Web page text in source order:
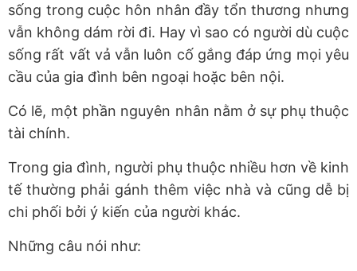
sống trong cuộc hôn nhân đầy tổn thương nhưng
vẫn không dám rời đi. Hay vì sao có người dù cuộc
sống rất vất vả vẫn luôn cố gắng đáp ứng mọi yêu
cầu của gia đình bên ngoại hoặc bên nội.
Có lẽ, một phần nguyên nhân nằm ở sự phụ thuộc
tài chính.
Trong gia đình, người phụ thuộc nhiều hơn về kinh
tế thường phải gánh thêm việc nhà và cũng dễ bị
chi phối bởi ý kiến của người khác.
Những câu nói như: